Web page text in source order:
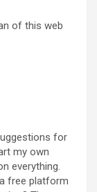
of this web
for
my own
everything.
free platform